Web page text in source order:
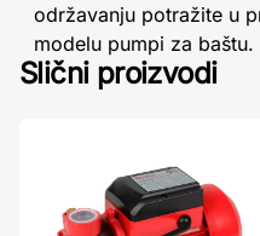
održavanju potražite u
modelu pumpi za baštu.
Slični proizvodi